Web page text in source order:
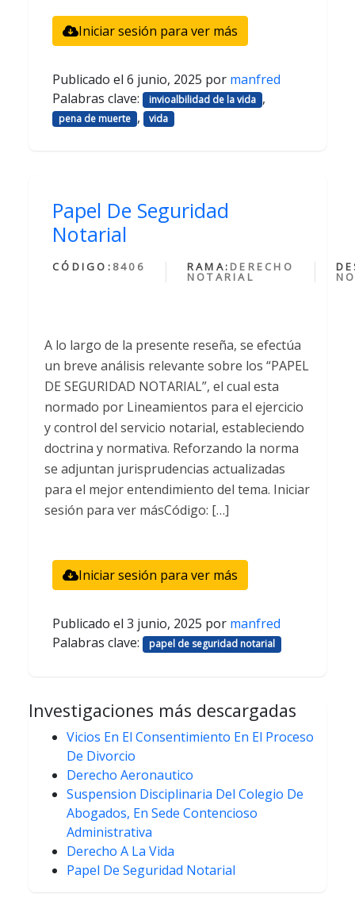
Iniciar sesión para ver más
Publicado el 6 junio, 2025 por manfred
Palabras clave:
invioalbilidad de la vida ,
pena de muerte , vida
Papel De Seguridad
Notarial
CÓDIGO: 8406 RAMA: DERECHO
NOTARIAL
A lo largo de la presente reseña, se efectúa
un breve análisis relevante sobre los “PAPEL
DE SEGURIDAD NOTARIAL”, el cual esta
normado por Lineamientos para el ejercicio
y control del servicio notarial, estableciendo
doctrina y normativa. Reforzando la norma
se adjuntan jurisprudencias actualizadas
para el mejor entendimiento del tema. Iniciar
sesión para ver másCódigo: […]
Iniciar sesión para ver más
Publicado el 3 junio, 2025 por manfred
Palabras clave:
papel de seguridad notarial
Investigaciones más descargadas
Vicios En El Consentimiento En El Proceso
De Divorcio
Derecho Aeronautico
Suspension Disciplinaria Del Colegio De
Abogados, En Sede Contencioso
Administrativa
Derecho A La Vida
Papel De Seguridad Notarial